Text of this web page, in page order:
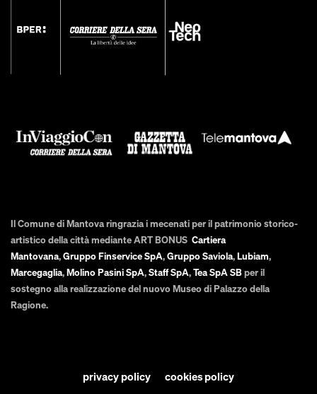
Il Comune di Mantova ringrazia i mecenati per il patrimonio storico-
artistico della città mediante ART BONUS Cartiera
Mantovana,Gruppo Finservice SpA,Gruppo Saviola,Lubiam,
Marcegaglia,Molino Pasini SpA,Staff SpA,Tea SpA SBper il
sostegno alla realizzazione del nuovo Museo di Palazzo della
Ragione.
privacy policy cookies policy